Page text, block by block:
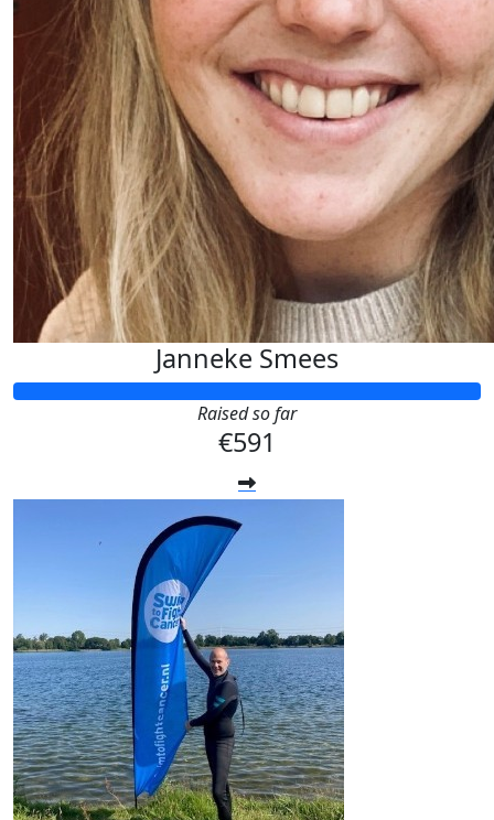
Janneke Smees
Raised so far
€591